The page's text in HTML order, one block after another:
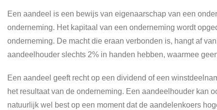
Een aandeel is een bewijs van eigenaarschap van een
onderneming. Het kapitaal van een onderneming wordt
onderneming. De macht die eraan verbonden is, hangt af
aandeelhouder slechts 2% in handen hebben, waarmee
Een aandeel geeft recht op een dividend of een
het resultaat van de onderneming. Een aandeelhouder kan
natuurlijk wel best op een moment dat de aandelenkoers